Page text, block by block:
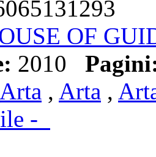
OF
2010
Arta , Arta ,
-